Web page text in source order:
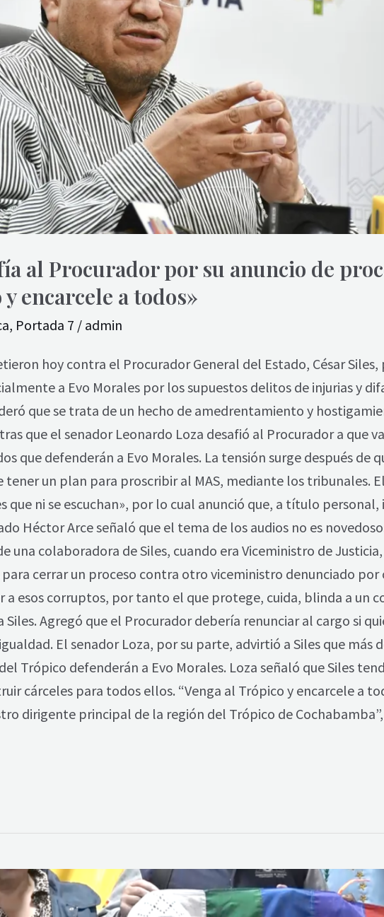
al Procurador por su anuncio de
encarcele a todos»
, Portada 7 / admin
hoy contra el Procurador General del Estado, César
a Evo Morales por los supuestos delitos de injurias y
que se trata de un hecho de amedrentamiento y
que el senador Leonardo Loza desafió al Procurador a que
que defenderán a Evo Morales. La tensión surge después de
tener un plan para proscribir al MAS, mediante los tribunales.
que ni se escuchan», por lo cual anunció que, a título personal,
Héctor Arce señaló que el tema de los audios no es
una colaboradora de Siles, cuando era Viceministro de
cerrar un proceso contra otro viceministro denunciado por
a esos corruptos, por tanto el que protege, cuida, blinda a un
Agregó que el Procurador debería renunciar al cargo si
El senador Loza, por su parte, advirtió a Siles que más
Trópico defenderán a Evo Morales. Loza señaló que Siles
cárceles para todos ellos. “Venga al Trópico y encarcele a
dirigente principal de la región del Trópico de